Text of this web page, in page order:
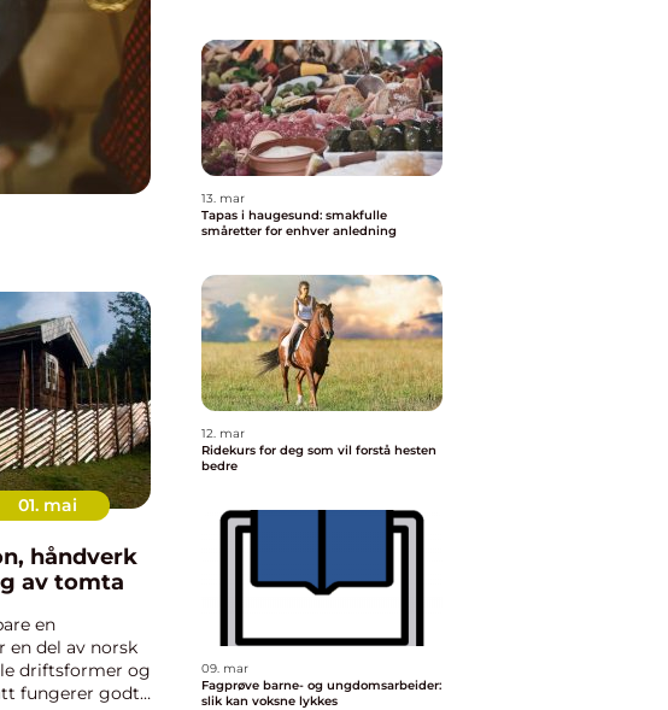
01. mai
av tomta
en
en del av norsk
driftsformer og
fungerer godt i
13. mar
Tapas i haugesund: smakfulle
småretter for enhver anledning
12. mar
Ridekurs for deg som vil forstå hesten
bedre
09. mar
Fagprøve barne- og ungdomsarbeider:
slik kan voksne lykkes